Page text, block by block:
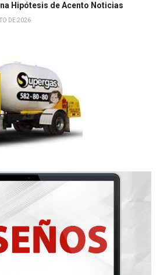
Hipótesis de Acento Noticias
DE 2026